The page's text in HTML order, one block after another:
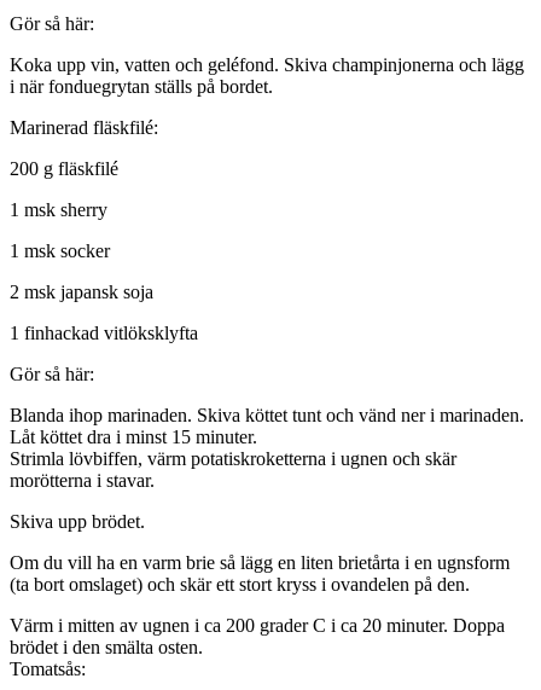
Gör så här:
Koka upp vin, vatten och geléfond. Skiva champinjonerna och lägg
i när fonduegrytan ställs på bordet.
Marinerad fläskfilé:
200 g fläskfilé
1 msk sherry
1 msk socker
2 msk japansk soja
1 finhackad vitlöksklyfta
Gör så här:
Blanda ihop marinaden. Skiva köttet tunt och vänd ner i marinaden.
Låt köttet dra i minst 15 minuter.
Strimla lövbiffen, värm potatiskroketterna i ugnen och skär
morötterna i stavar.
Skiva upp brödet.
Om du vill ha en varm brie så lägg en liten brietårta i en ugnsform
(ta bort omslaget) och skär ett stort kryss i ovandelen på den.
Värm i mitten av ugnen i ca 200 grader C i ca 20 minuter. Doppa
brödet i den smälta osten.
Tomatsås: